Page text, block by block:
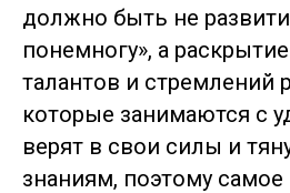
должно быть не
понемногу», а
талантов и стремлений
которые занимаются с
верят в свои силы и
знаниям, поэтому